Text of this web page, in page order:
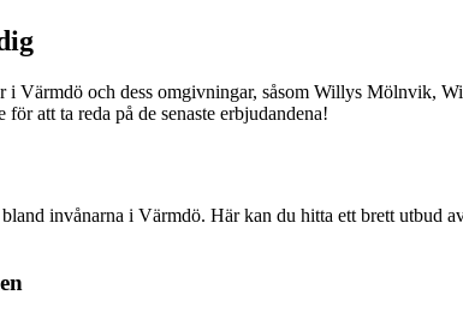
i Värmdö och dess omgivningar, såsom Willys Mölnvik,
att ta reda på de senaste erbjudandena!
invånarna i Värmdö. Här kan du hitta ett brett utbud